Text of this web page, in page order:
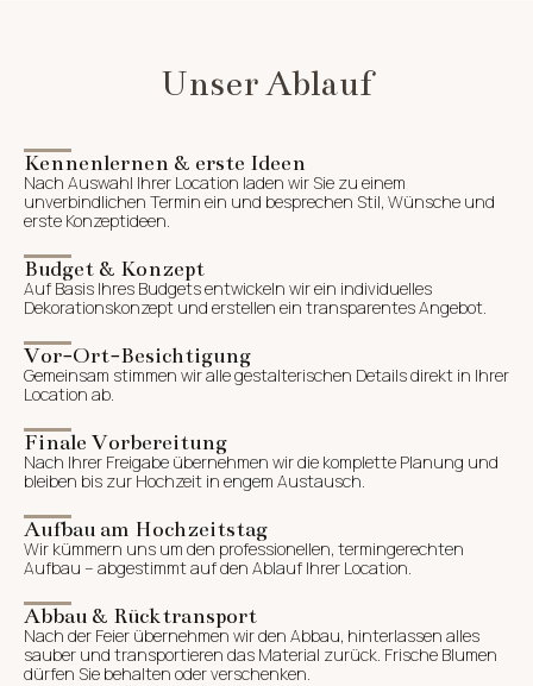
Unser Ablauf
Kennenlernen & erste Ideen
Nach Auswahl Ihrer Location laden wir Sie zu einem
unverbindlichen Termin ein und besprechen Stil, Wünsche und
erste Konzeptideen.
Budget & Konzept
Auf Basis Ihres Budgets entwickeln wir ein individuelles
Dekorationskonzept und erstellen ein transparentes Angebot.
Vor-Ort-Besichtigung
Gemeinsam stimmen wir alle gestalterischen Details direkt in Ihrer
Location ab.
Finale Vorbereitung
Nach Ihrer Freigabe übernehmen wir die komplette Planung und
bleiben bis zur Hochzeit in engem Austausch.
Aufbau am Hochzeitstag
Wir kümmern uns um den professionellen, termingerechten
Aufbau – abgestimmt auf den Ablauf Ihrer Location.
Abbau & Rücktransport
Nach der Feier übernehmen wir den Abbau, hinterlassen alles
sauber und transportieren das Material zurück. Frische Blumen
dürfen Sie behalten oder verschenken.